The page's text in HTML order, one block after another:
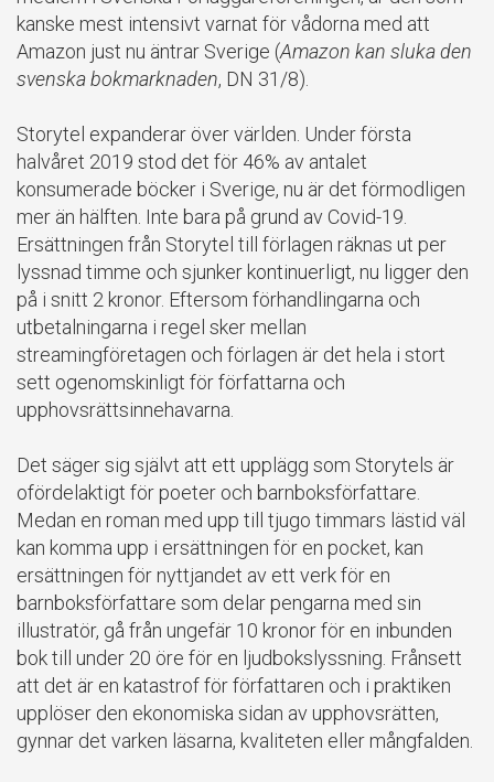
kanske mest intensivt varnat för vådorna med att
Amazon just nu äntrar Sverige (Amazon kan sluka den
svenska bokmarknaden, DN 31/8).
Storytel expanderar över världen. Under första
halvåret 2019 stod det för 46% av antalet
konsumerade böcker i Sverige, nu är det förmodligen
mer än hälften. Inte bara på grund av Covid-19.
Ersättningen från Storytel till förlagen räknas ut per
lyssnad timme och sjunker kontinuerligt, nu ligger den
på i snitt 2 kronor. Eftersom förhandlingarna och
utbetalningarna i regel sker mellan
streamingföretagen och förlagen är det hela i stort
sett ogenomskinligt för författarna och
upphovsrättsinnehavarna.
Det säger sig självt att ett upplägg som Storytels är
ofördelaktigt för poeter och barnboksförfattare.
Medan en roman med upp till tjugo timmars lästid väl
kan komma upp i ersättningen för en pocket, kan
ersättningen för nyttjandet av ett verk för en
barnboksförfattare som delar pengarna med sin
illustratör, gå från ungefär 10 kronor för en inbunden
bok till under 20 öre för en ljudbokslyssning. Frånsett
att det är en katastrof för författaren och i praktiken
upplöser den ekonomiska sidan av upphovsrätten,
gynnar det varken läsarna, kvaliteten eller mångfalden.